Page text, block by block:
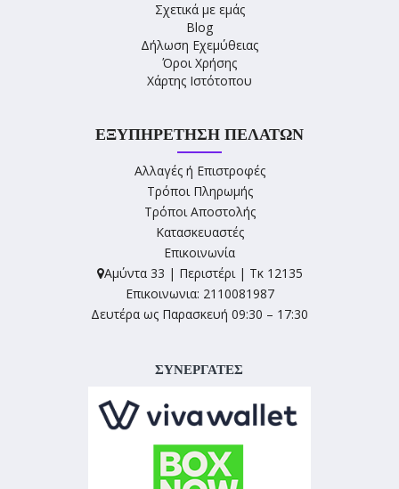
Σχετικά με εμάς
Blog
Δήλωση Εχεμύθειας
Όροι Χρήσης
Χάρτης Ιστότοπου
ΕΞΥΠΗΡΈΤΗΣΗ ΠΕΛΑΤΏΝ
Αλλαγές ή Επιστροφές
Τρόποι Πληρωμής
Τρόποι Αποστολής
Κατασκευαστές
Επικοινωνία
Αμύντα 33 | Περιστέρι | Τκ 12135
Επικοινωνια: 2110081987
Δευτέρα ως Παρασκευή 09:30 – 17:30
ΣΥΝΕΡΓΑΤΕΣ